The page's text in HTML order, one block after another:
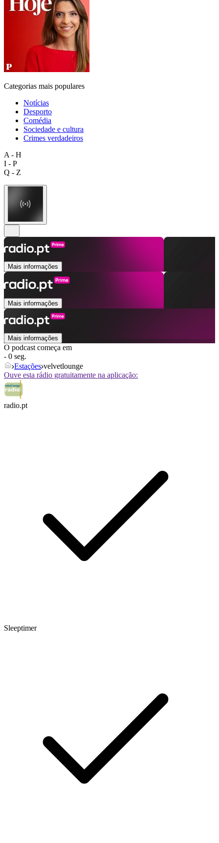
Categorias mais populares
Notícias
Desporto
Comédia
Sociedade e cultura
Crimes verdadeiros
A - H
I - P
Q - Z
Mais informações
Mais informações
Mais informações
O podcast começa em
- 0 seg.
Estações velvetlounge
Ouve esta rádio gratuitamente na aplicação:
radio.pt
Sleeptimer